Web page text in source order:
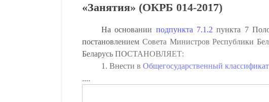
«Занятия» (ОКРБ 014-2017)
На основании подпункта 7.1.2 пункта 7
постановлением Совета Министров Республики
Беларусь ПОСТАНОВЛЯЕТ:
1. Внести в Общегосударственный
....